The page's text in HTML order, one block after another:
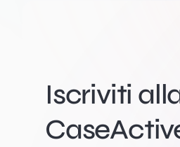
Iscriviti